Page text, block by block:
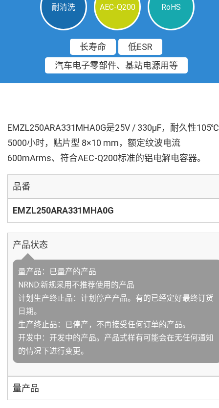
耐清洗 AEC-Q200 RoHS
长寿命
低ESR
汽车电子零部件、基站电源用等
EMZL250ARA331MHA0G是25V / 330µF，耐久性105℃
5000小时，贴片型 8×10 mm，额定纹波电流
600mArms、符合AEC-Q200标准的铝电解电容器。
品番
EMZL250ARA331MHA0G
产品状态
量产品：已量产的产品
NRND:新规采用不推荐使用的产品
计划生产终止品：计划停产产品。有的已经定好最终订货
日期。
生产终止品：已停产，不再接受任何订单的产品。
开发中：开发中的产品。产品式样有可能会在无任何通知
的情况下进行变更。
量产品